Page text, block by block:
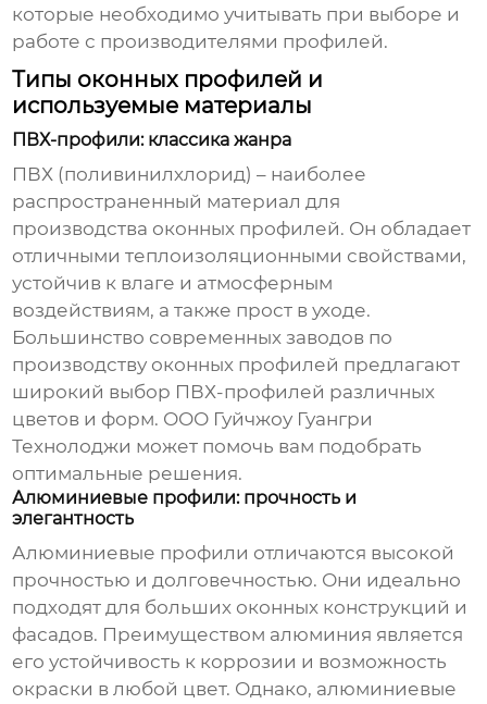
которые необходимо учитывать при выборе и
работе с производителями профилей.
Типы оконных профилей и
используемые материалы
ПВХ-профили: классика жанра
ПВХ (поливинилхлорид) – наиболее
распространенный материал для
производства оконных профилей. Он обладает
отличными теплоизоляционными свойствами,
устойчив к влаге и атмосферным
воздействиям, а также прост в уходе.
Большинство современныхзаводов по
производству оконных профилей предлагают
широкий выбор ПВХ-профилей различных
цветов и форм. ООО Гуйчжоу Гуангри
Технолоджи может помочь вам подобрать
оптимальные решения.
Алюминиевые профили: прочность и
элегантность
Алюминиевые профили отличаются высокой
прочностью и долговечностью. Они идеально
подходят для больших оконных конструкций и
фасадов. Преимуществом алюминия является
его устойчивость к коррозии и возможность
окраски в любой цвет. Однако, алюминиевые